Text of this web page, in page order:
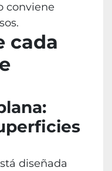
conviene
cada
diseñada